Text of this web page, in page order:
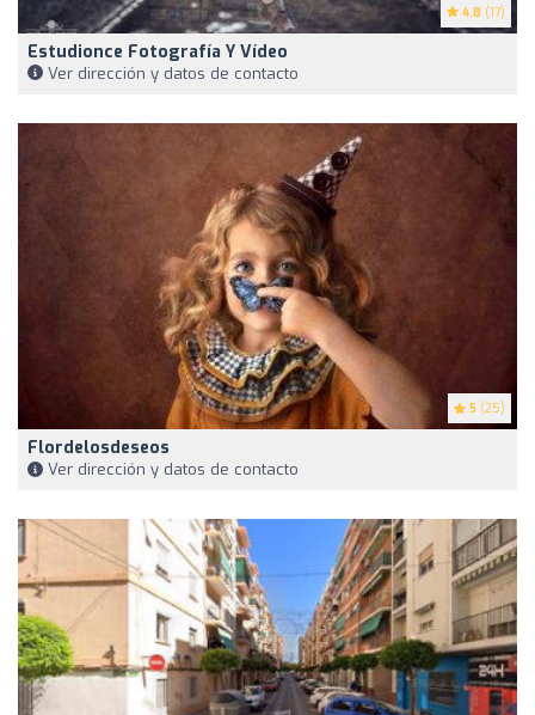
4.8 (17)
Estudionce Fotografía Y Vídeo
Ver dirección y datos de contacto
5 (25)
Flordelosdeseos
Ver dirección y datos de contacto